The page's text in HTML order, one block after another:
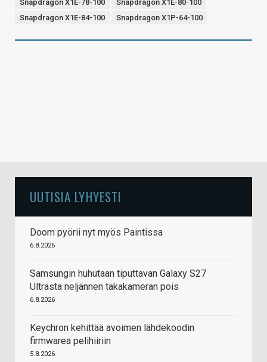
Snapdragon X1E-78-100
Snapdragon X1E-80-100
Snapdragon X1E-84-100
Snapdragon X1P-64-100
UUTISIA LYHYESTI
Doom pyörii nyt myös Paintissa
6.8.2026
Samsungin huhutaan tiputtavan Galaxy S27
Ultrasta neljännen takakameran pois
6.8.2026
Keychron kehittää avoimen lähdekoodin
firmwarea pelihiiriin
5.8.2026